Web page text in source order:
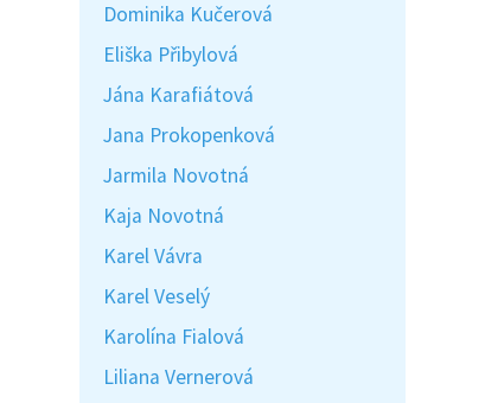
Dominika Kučerová
Eliška Přibylová
Jána Karafiátová
Jana Prokopenková
Jarmila Novotná
Kaja Novotná
Karel Vávra
Karel Veselý
Karolína Fialová
Liliana Vernerová